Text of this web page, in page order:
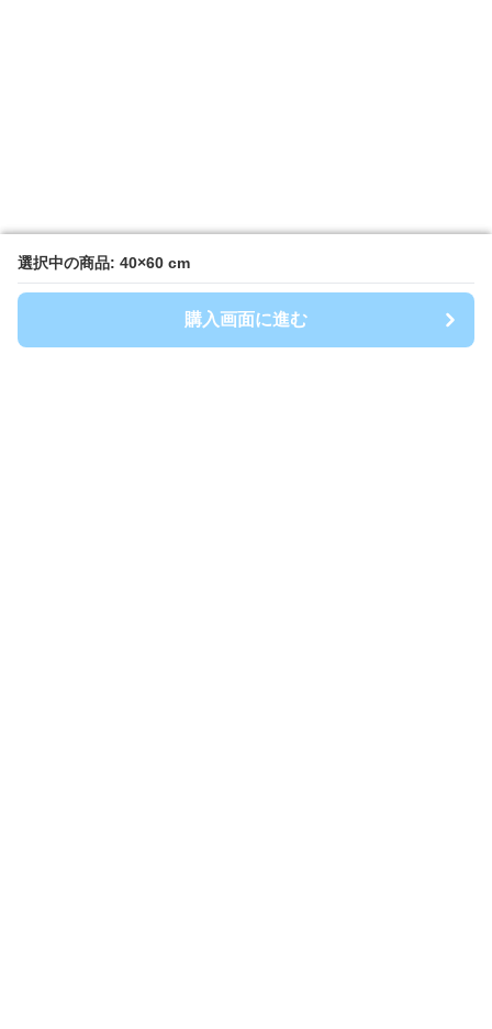
選択中の商品: 40×60 cm
購入画面に進む
選択中の商品: 40×60 cm
購入画面に進む